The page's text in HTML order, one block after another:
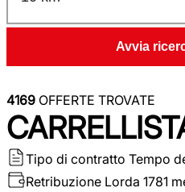
Avvia
4169 OFFERTE TROVATE
Tipo di contratto Tempo
Retribuzione Lorda 1781